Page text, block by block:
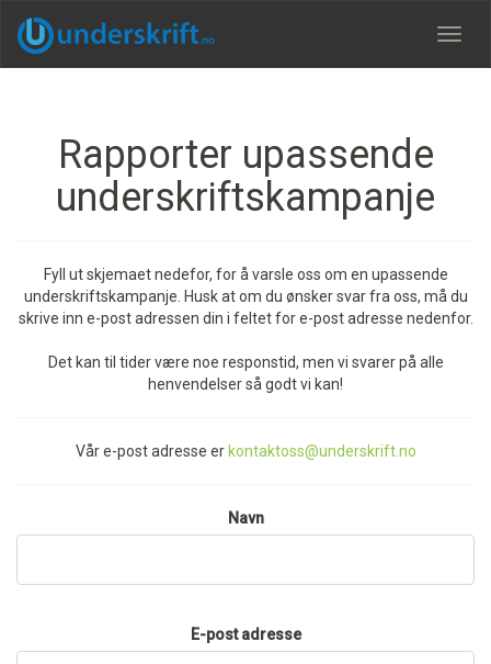
Meny
Rapporter upassende
underskriftskampanje
Fyll ut skjemaet nedefor, for å varsle oss om en upassende
underskriftskampanje. Husk at om du ønsker svar fra oss, må du
skrive inn e-post adressen din i feltet for e-post adresse nedenfor.
Det kan til tider være noe responstid, men vi svarer på alle
henvendelser så godt vi kan!
Vår e-post adresse er kontaktoss@underskrift.no
Navn
E-post adresse